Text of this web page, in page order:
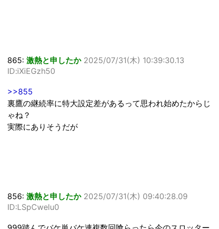
865: 激熱と申したか 2025/07/31(木) 10:39:30.13
ID:iXiEGzh50
>>855
裏鷹の継続率に特大設定差があるって思われ始めたからじ
ゃね？
実際にありそうだが
856: 激熱と申したか 2025/07/31(木) 09:40:28.09
ID:LSpCwelu0